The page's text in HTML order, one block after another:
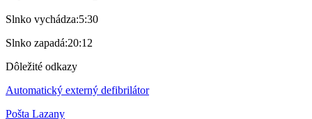
Slnko vychádza:5:30
Slnko zapadá:20:12
Dôležité odkazy
Automatický externý defibrilátor
Pošta Lazany